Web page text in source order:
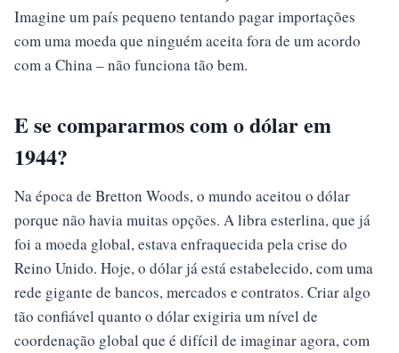
Imagine um país pequeno tentando pagar importações
com uma moeda que ninguém aceita fora de um acordo
com a China – não funciona tão bem.
E se compararmos com o dólar em
1944?
Na época de Bretton Woods, o mundo aceitou o dólar
porque não havia muitas opções. A libra esterlina, que já
foi a moeda global, estava enfraquecida pela crise do
Reino Unido. Hoje, o dólar já está estabelecido, com uma
rede gigante de bancos, mercados e contratos. Criar algo
tão confiável quanto o dólar exigiria um nível de
coordenação global que é difícil de imaginar agora, com